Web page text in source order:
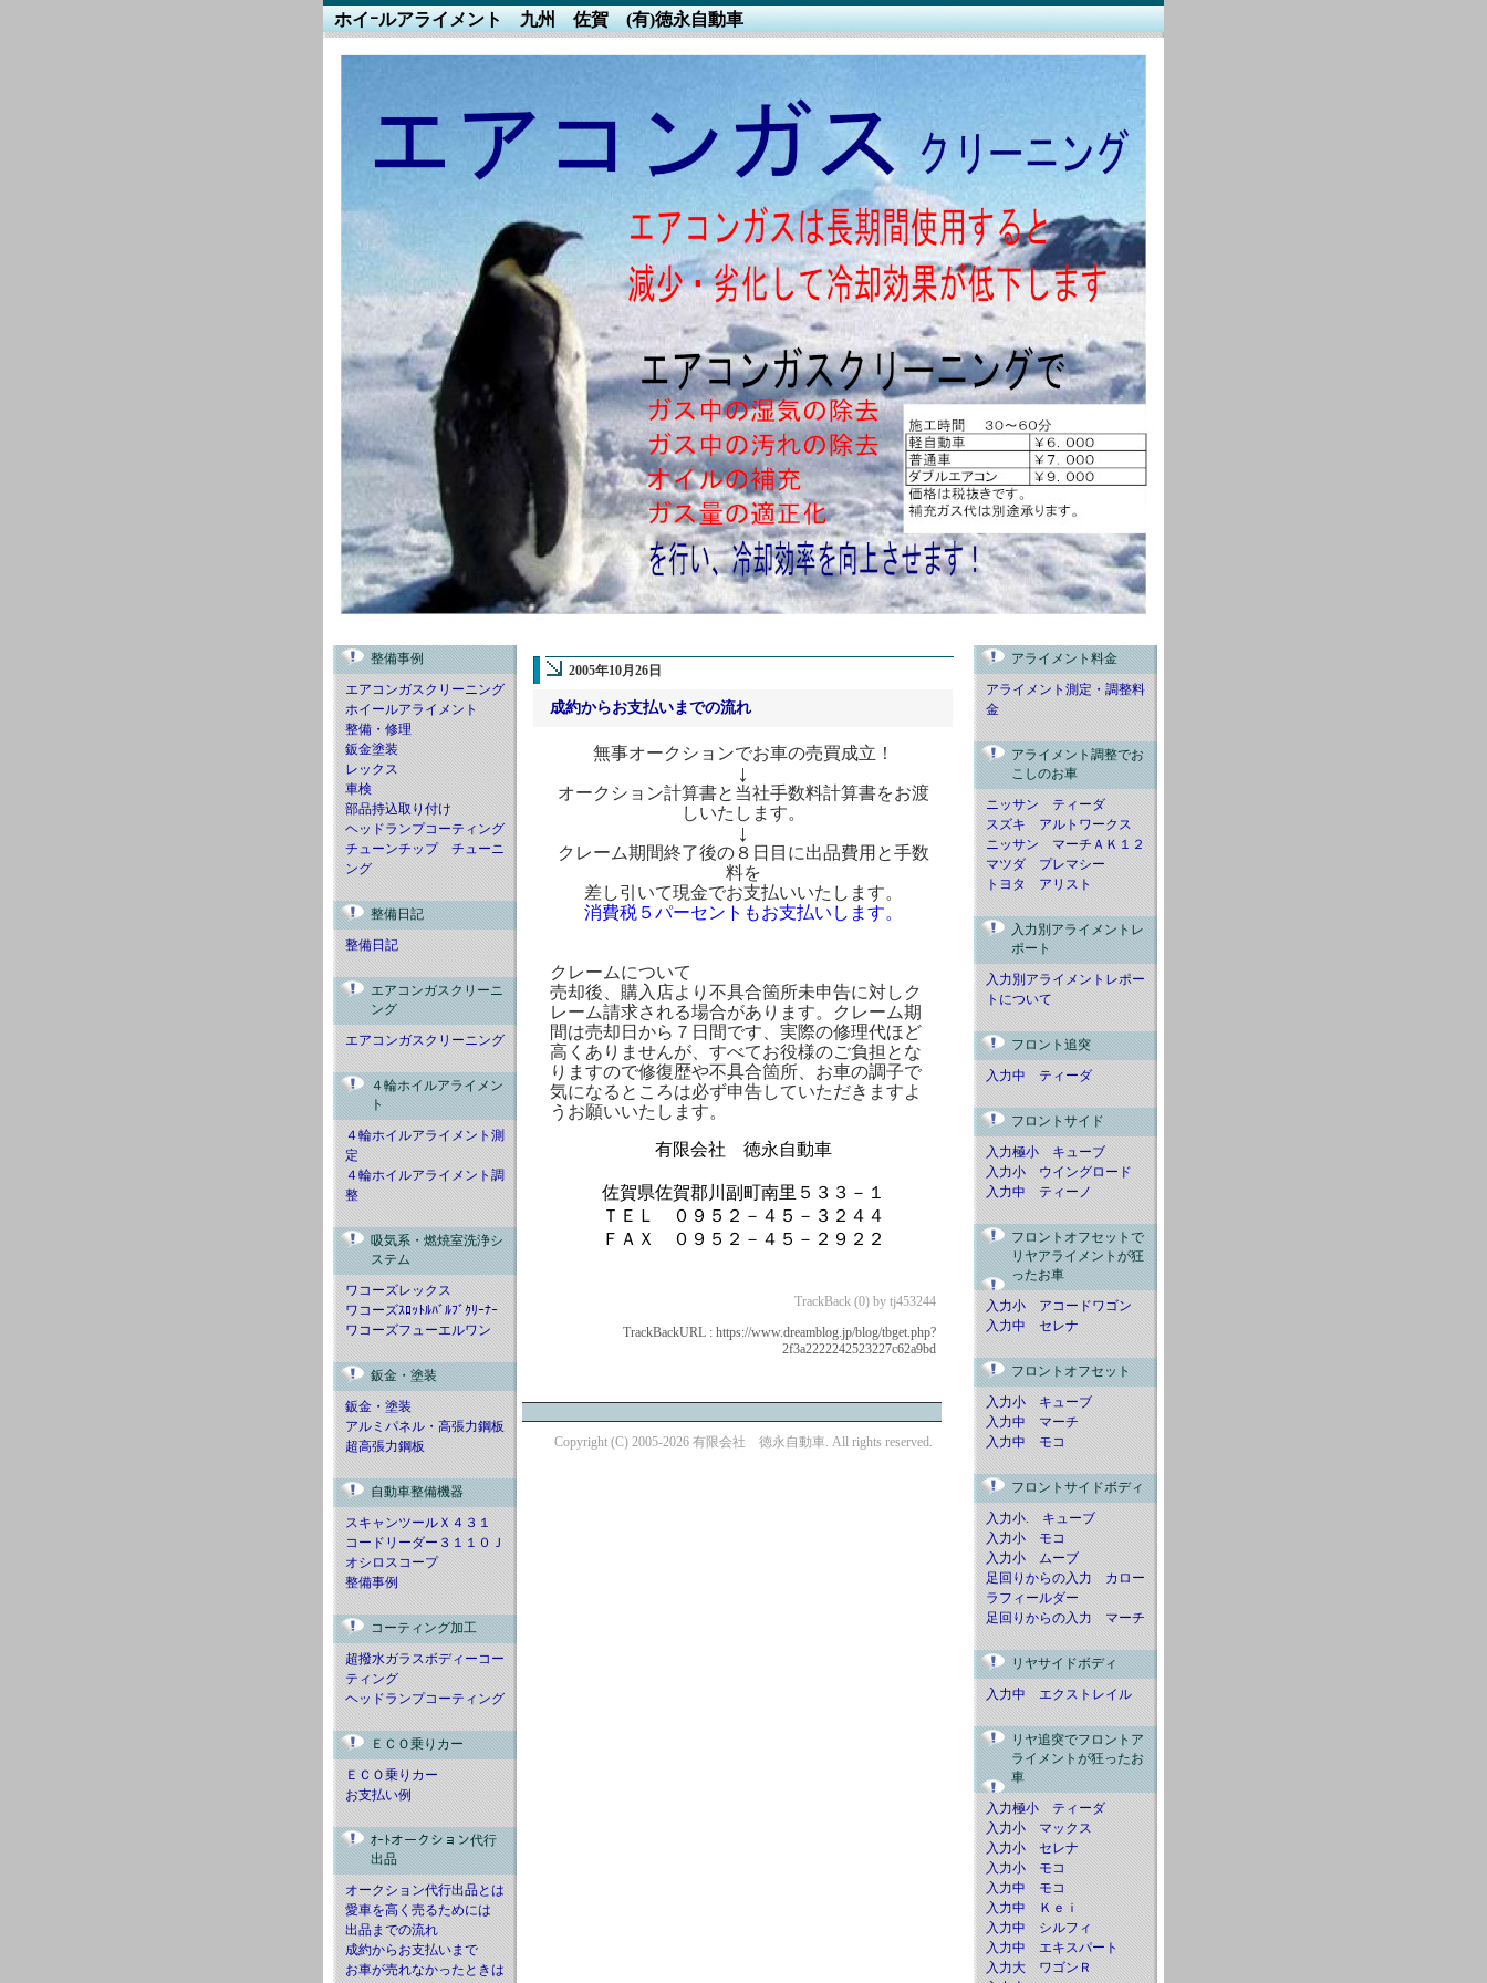
ホイｰルアライメント 九州 佐賀 (有)徳永自動車
整備事例
エアコンガスクリーニング
ホイールアライメント
整備・修理
鈑金塗装
レックス
車検
部品持込取り付け
ヘッドランプコーティング
チューンチップ チューニ
ング
整備日記
整備日記
エアコンガスクリーニ
ング
エアコンガスクリーニング
４輪ホイルアライメン
ト
４輪ホイルアライメント測
定
４輪ホイルアライメント調
整
吸気系・燃焼室洗浄シ
ステム
ワコーズレックス
ワコーズｽﾛｯﾄﾙﾊﾞﾙﾌﾞｸﾘｰﾅｰ
ワコーズフューエルワン
鈑金・塗装
鈑金・塗装
アルミパネル・高張力鋼板
超高張力鋼板
自動車整備機器
スキャンツールＸ４３１
コードリーダー３１１０Ｊ
オシロスコープ
整備事例
コーティング加工
超撥水ガラスボディーコー
ティング
ヘッドランプコーティング
ＥＣＯ乗りカー
ＥＣＯ乗りカー
お支払い例
ｵｰﾄオークション代行
出品
オークション代行出品とは
愛車を高く売るためには
出品までの流れ
成約からお支払いまで
お車が売れなかったときは
2005年10月26日
成約からお支払いまでの流れ
無事オークションでお車の売買成立！
↓
オークション計算書と当社手数料計算書をお渡
しいたします。
↓
クレーム期間終了後の８日目に出品費用と手数
料を
差し引いて現金でお支払いいたします。
消費税５パーセントもお支払いします。
クレームについて
売却後、購入店より不具合箇所未申告に対しク
レーム請求される場合があります。クレーム期
間は売却日から７日間です、実際の修理代ほど
高くありませんが、すべてお役様のご負担とな
りますので修復歴や不具合箇所、お車の調子で
気になるところは必ず申告していただきますよ
うお願いいたします。
有限会社 徳永自動車
佐賀県佐賀郡川副町南里５３３－１
ＴＥＬ ０９５２－４５－３２４４
ＦＡＸ ０９５２－４５－２９２２
TrackBack (0) by tj453244
TrackBackURL : https://www.dreamblog.jp/blog/tbget.php?
2f3a2222242523227c62a9bd
Copyright (C) 2005-2026 有限会社 徳永自動車. All rights reserved.
アライメント料金
アライメント測定・調整料
金
アライメント調整でお
こしのお車
ニッサン ティーダ
スズキ アルトワークス
ニッサン マーチＡＫ１２
マツダ プレマシー
トヨタ アリスト
入力別アライメントレ
ポート
入力別アライメントレポー
トについて
フロント追突
入力中 ティーダ
フロントサイド
入力極小 キューブ
入力小 ウイングロード
入力中 ティーノ
フロントオフセットで
リヤアライメントが狂
ったお車
入力小 アコードワゴン
入力中 セレナ
フロントオフセット
入力小 キューブ
入力中 マーチ
入力中 モコ
フロントサイドボディ
入力小. キューブ
入力小 モコ
入力小 ムーブ
足回りからの入力 カロー
ラフィールダー
足回りからの入力 マーチ
リヤサイドボディ
入力中 エクストレイル
リヤ追突でフロントア
ライメントが狂ったお
車
入力極小 ティーダ
入力小 マックス
入力小 セレナ
入力小 モコ
入力中 モコ
入力中 Ｋｅｉ
入力中 シルフィ
入力中 エキスパート
入力大 ワゴンＲ